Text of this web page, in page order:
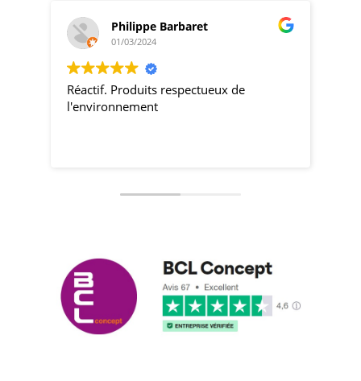
Philippe Barbaret
01/03/2024
Réactif. Produits respectueux de
l'environnement